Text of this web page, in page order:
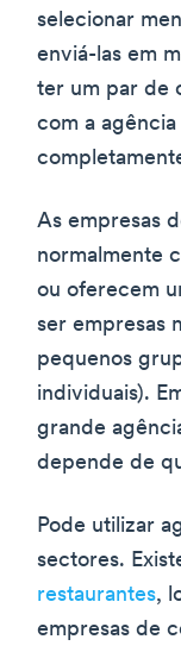
selecionar
enviá-las em
ter um par de
com a
As empresas
normalmente
ou oferecem
ser empresas
pequenos
individuais).
grande
depende de
Pode utilizar
sectores.
restaurantes,
empresas de